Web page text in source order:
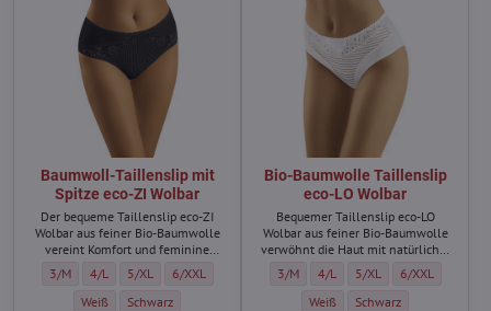
Baumwoll-Taillenslip mit
Spitze eco-ZI Wolbar
Der bequeme Taillenslip eco-ZI
Wolbar aus feiner Bio-Baumwolle
vereint Komfort und feminine
Baumwoll-Taillenslip mit Spitze eco-ZI Wolbar - Größe:
3/M Baumwoll-Taillenslip mit Spitze eco-ZI Wolbar - Größe:
4/L Baumwoll-Taillenslip mit Spitze eco-ZI Wolbar - Größe:
5/XL Baumwoll-Taillenslip mit Spitze eco-ZI Wolbar - Größe:
6/XXL
Baumwoll-Taillenslip mit Spitze eco-ZI Wolbar - Farbe:
Weiß Baumwoll-Taillenslip mit Spitze eco-ZI Wolbar - Farbe:
Schwarz
Bio-Baumwolle Taillenslip
eco-LO Wolbar
Bequemer Taillenslip eco-LO
Wolbar aus feiner Bio-Baumwolle
verwöhnt die Haut mit natürlicher
Bio-Baumwolle Taillenslip eco-LO
3/M Bio-Baumwolle Taillenslip eco-
4/L Bio-Baumwolle
5/XL Bio-Baumwolle
6/XXL
Bio-Baumwolle Taillenslip eco-
Weiß Bio-Baumwolle
Schwarz